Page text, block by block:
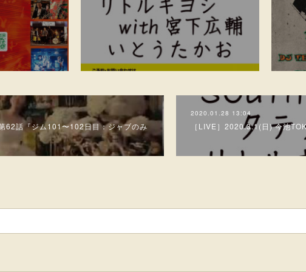
62話『ジム101〜102日目：ジャブのみ
2020.01.28 13:04
［LIVE］2020.3.1(日) 今池